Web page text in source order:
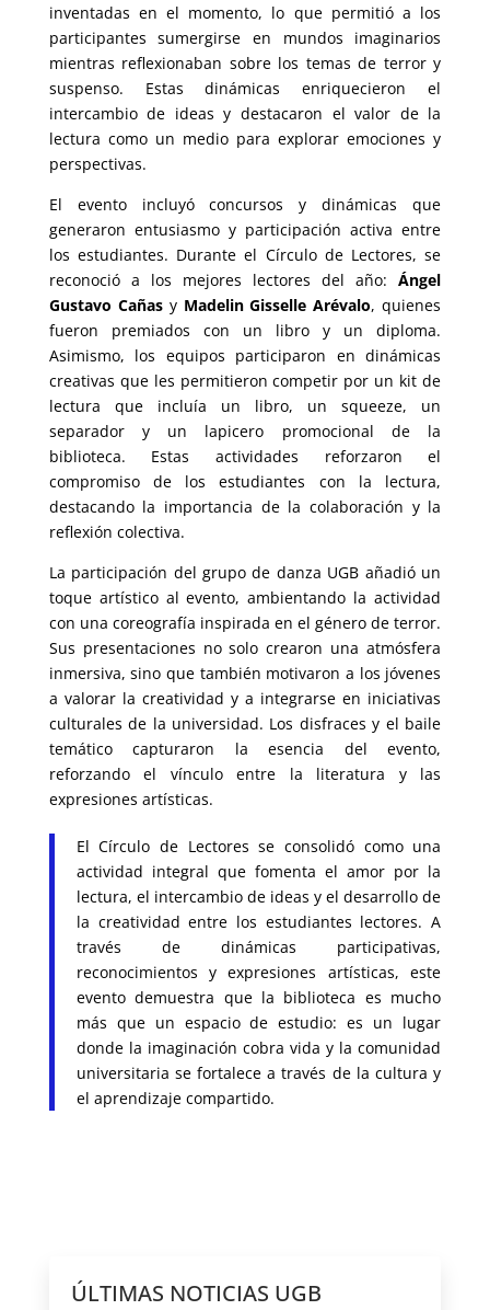
inventadas en el momento, lo que permitió a los
participantes sumergirse en mundos imaginarios
mientras reflexionaban sobre los temas de terror y
suspenso. Estas dinámicas enriquecieron el
intercambio de ideas y destacaron el valor de la
lectura como un medio para explorar emociones y
perspectivas.
El evento incluyó concursos y dinámicas que
generaron entusiasmo y participación activa entre
los estudiantes. Durante el Círculo de Lectores, se
reconoció a los mejores lectores del año:Ángel
Gustavo Cañasy Madelin Gisselle Arévalo, quienes
fueron premiados con un libro y un diploma.
Asimismo, los equipos participaron en dinámicas
creativas que les permitieron competir por un kit de
lectura que incluía un libro, un squeeze, un
separador y un lapicero promocional de la
biblioteca. Estas actividades reforzaron el
compromiso de los estudiantes con la lectura,
destacando la importancia de la colaboración y la
reflexión colectiva.
La participación del grupo de danza UGB añadió un
toque artístico al evento, ambientando la actividad
con una coreografía inspirada en el género de terror.
Sus presentaciones no solo crearon una atmósfera
inmersiva, sino que también motivaron a los jóvenes
a valorar la creatividad y a integrarse en iniciativas
culturales de la universidad. Los disfraces y el baile
temático capturaron la esencia del evento,
reforzando el vínculo entre la literatura y las
expresiones artísticas.
El Círculo de Lectores se consolidó como una
actividad integral que fomenta el amor por la
lectura, el intercambio de ideas y el desarrollo de
la creatividad entre los estudiantes lectores. A
través de dinámicas participativas,
reconocimientos y expresiones artísticas, este
evento demuestra que la biblioteca es mucho
más que un espacio de estudio: es un lugar
donde la imaginación cobra vida y la comunidad
universitaria se fortalece a través de la cultura y
el aprendizaje compartido.
ÚLTIMAS NOTICIAS UGB